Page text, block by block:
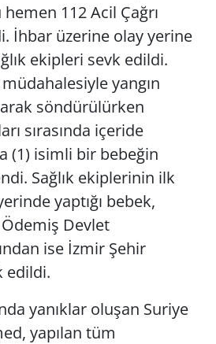
112 Acil Çağrı
İhbar üzerine olay yerine
ekipleri sevk edildi.
yangın
söndürülürken
sırasında içeride
(1) isimli bir bebeğin
Sağlık ekiplerinin ilk
yaptığı bebek,
Devlet
ise İzmir Şehir
edildi.
yanıklar oluşan Suriye
yapılan tüm